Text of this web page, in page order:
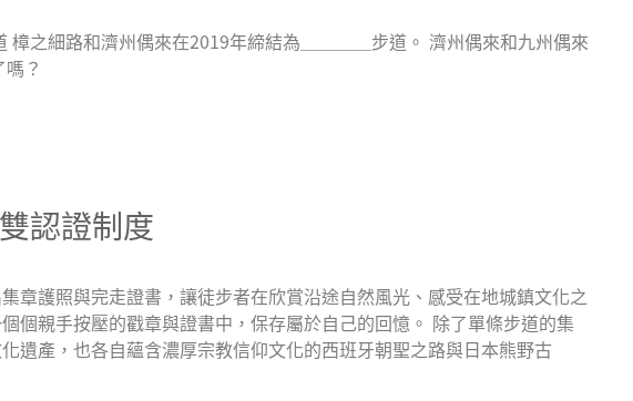
之細路和濟州偶來在2019年締結為＿＿＿＿步道。 濟州偶來和九州偶來
？
認證制度
章護照與完走證書，讓徒步者在欣賞沿途自然風光、感受在地城鎮文化之
個親手按壓的戳章與證書中，保存屬於自己的回憶。 除了單條步道的集
遺產，也各自蘊含濃厚宗教信仰文化的西班牙朝聖之路與日本熊野古